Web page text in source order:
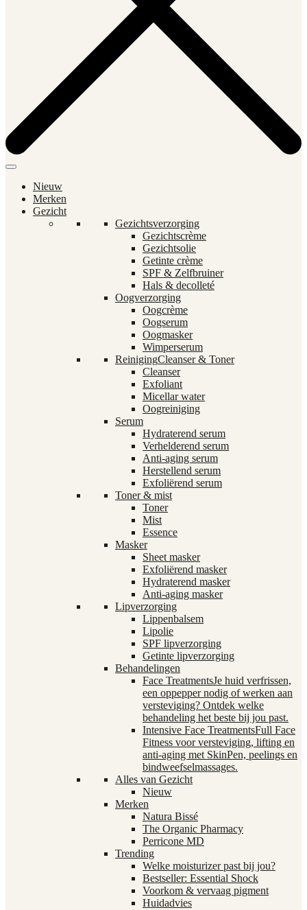
Nieuw
Merken
Gezicht
Gezichtsverzorging
Gezichtscrème
Gezichtsolie
Getinte crème
SPF & Zelfbruiner
Hals & decolleté
Oogverzorging
Oogcrème
Oogserum
Oogmasker
Wimperserum
ReinigingCleanser & Toner
Cleanser
Exfoliant
Micellar water
Oogreiniging
Serum
Hydraterend serum
Verhelderend serum
Anti-aging serum
Herstellend serum
Exfoliërend serum
Toner & mist
Toner
Mist
Essence
Masker
Sheet masker
Exfoliërend masker
Hydraterend masker
Anti-aging masker
Lipverzorging
Lippenbalsem
Lipolie
SPF lipverzorging
Getinte lipverzorging
Behandelingen
Face TreatmentsJe huid verfrissen,
een oppepper nodig of werken aan
versteviging? Ontdek welke
behandeling het beste bij jou past.
Intensive Face TreatmentsFull Face
Fitness voor versteviging, lifting en
anti-aging met SkinPen, peelings en
bindweefselmassages.
Alles van Gezicht
Nieuw
Merken
Natura Bissé
The Organic Pharmacy
Perricone MD
Trending
Welke moisturizer past bij jou?
Bestseller: Essential Shock
Voorkom & vervaag pigment
Huidadvies